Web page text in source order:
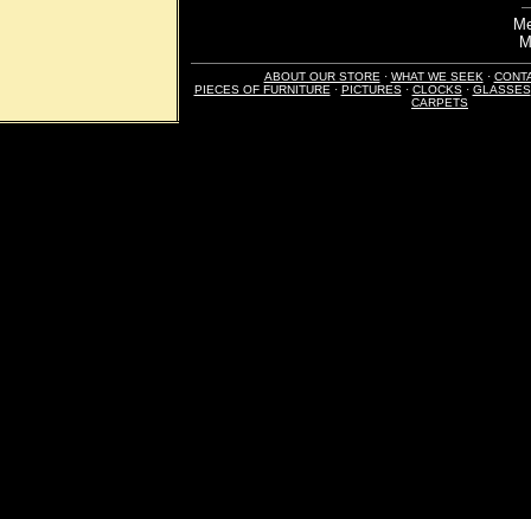
ABOUT OUR STORE · WHAT WE SEEK ·
PIECES OF FURNITURE · PICTURES· CLOCKS· GLASSES
CARPETS